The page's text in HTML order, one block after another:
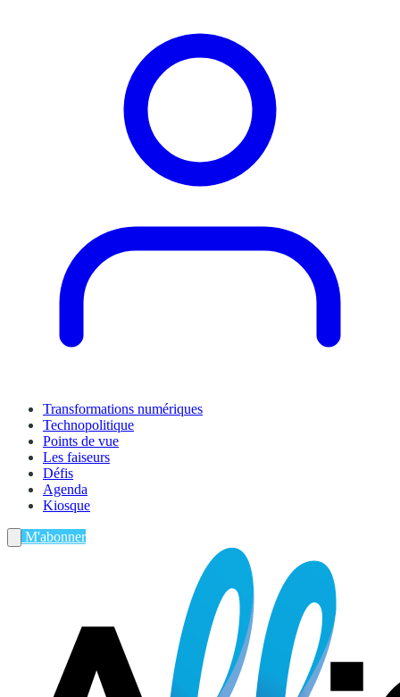
Transformations numériques
Technopolitique
Points de vue
Les faiseurs
Défis
Agenda
Kiosque
M'abonner